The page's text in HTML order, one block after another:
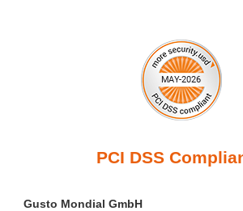
PCI DSS
Gusto Mondial GmbH